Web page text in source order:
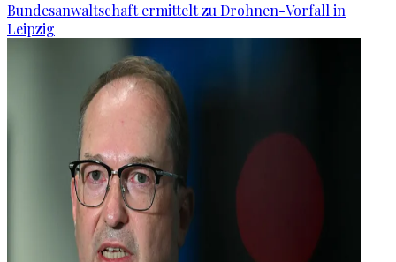
Bundesanwaltschaft ermittelt zu Drohnen-Vorfall in
Leipzig